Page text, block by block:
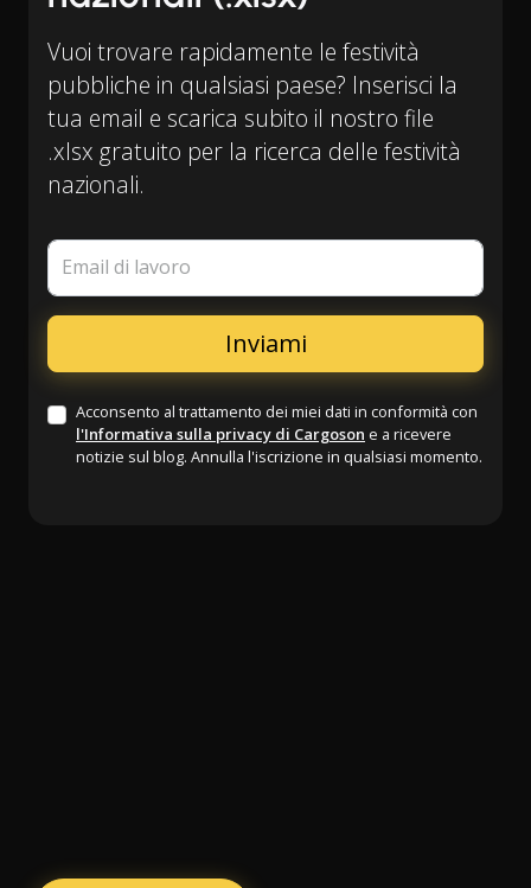
Vuoi trovare rapidamente le festività
pubbliche in qualsiasi paese? Inserisci la
tua email e scarica subito il nostro file
.xlsx gratuito per la ricerca delle festività
nazionali.
Email di lavoro
Acconsento al trattamento dei miei dati in conformità con
l'Informativa sulla privacy di Cargoson e a ricevere
notizie sul blog. Annulla l'iscrizione in qualsiasi momento.